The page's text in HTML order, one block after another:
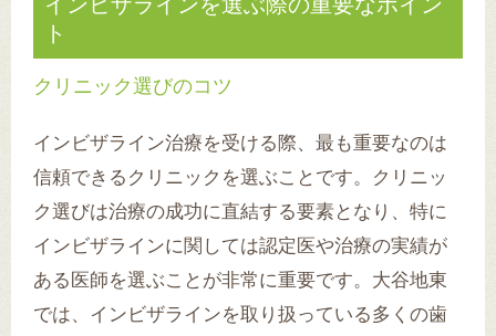
ト
クリニック選びのコツ
インビザライン治療を受ける際、最も重要なのは
信頼できるクリニックを選ぶことです。クリニッ
ク選びは治療の成功に直結する要素となり、特に
インビザラインに関しては認定医や治療の実績が
ある医師を選ぶことが非常に重要です。大谷地東
では、インビザラインを取り扱っている多くの歯